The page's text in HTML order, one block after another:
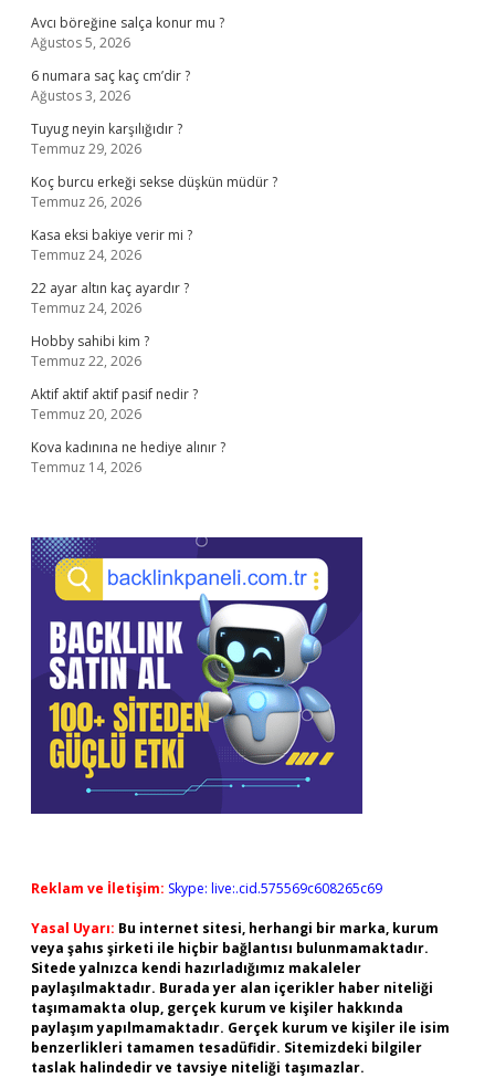
Avcı böreğine salça konur mu ?
Ağustos 5, 2026
6 numara saç kaç cm’dir ?
Ağustos 3, 2026
Tuyug neyin karşılığıdır ?
Temmuz 29, 2026
Koç burcu erkeği sekse düşkün müdür ?
Temmuz 26, 2026
Kasa eksi bakiye verir mi ?
Temmuz 24, 2026
22 ayar altın kaç ayardır ?
Temmuz 24, 2026
Hobby sahibi kim ?
Temmuz 22, 2026
Aktif aktif aktif pasif nedir ?
Temmuz 20, 2026
Kova kadınına ne hediye alınır ?
Temmuz 14, 2026
Reklam ve İletişim: Skype: live:.cid.575569c608265c69
Yasal Uyarı: Bu internet sitesi, herhangi bir marka, kurum
veya şahıs şirketi ile hiçbir bağlantısı bulunmamaktadır.
Sitede yalnızca kendi hazırladığımız makaleler
paylaşılmaktadır. Burada yer alan içerikler haber niteliği
taşımamakta olup, gerçek kurum ve kişiler hakkında
paylaşım yapılmamaktadır. Gerçek kurum ve kişiler ile isim
benzerlikleri tamamen tesadüfidir. Sitemizdeki bilgiler
taslak halindedir ve tavsiye niteliği taşımazlar.